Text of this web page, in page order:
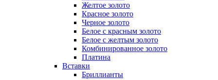
Желтое золото
Красное золото
Черное золото
Белое с красным золото
Белое с желтым золото
Комбинированное золото
Платина
Вставки
Бриллианты